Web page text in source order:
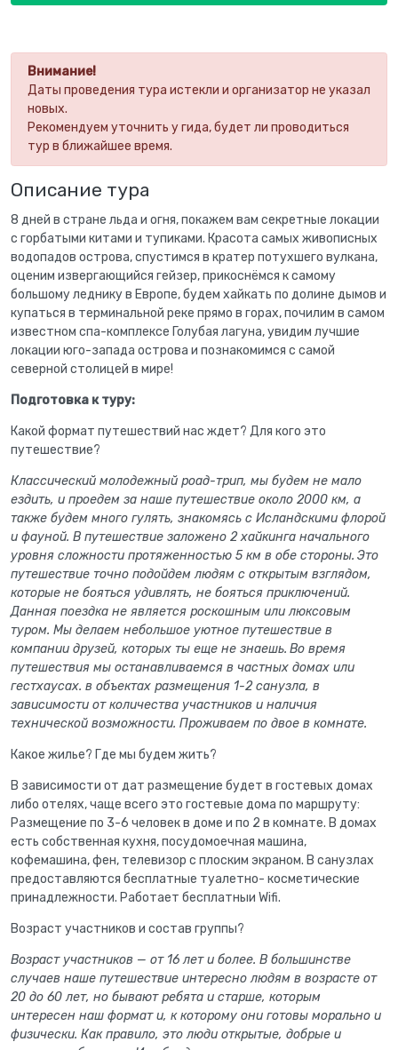
Внимание!
Даты проведения тура истекли и организатор не указал
новых.
Рекомендуем уточнить у гида, будет ли проводиться
тур в ближайшее время.
Описание тура
8 дней в стране льда и огня, покажем вам секретные локации
с горбатыми китами и тупиками. Красота самых живописных
водопадов острова, спустимся в кратер потухшего вулкана,
оценим извергающийся гейзер, прикоснёмся к самому
большому леднику в Европе, будем хайкать по долине дымов и
купаться в терминальной реке прямо в горах, почилим в самом
известном спа-комплексе Голубая лагуна, увидим лучшие
локации юго-запада острова и познакомимся с самой
северной столицей в мире!
Подготовка к туру:
Какой формат путешествий нас ждет? Для кого это
путешествие?
Классический молодежный роад-трип, мы будем не мало
ездить, и проедем за наше путешествие около 2000 км, а
также будем много гулять, знакомясь с Исландскими флорой
и фауной. В путешествие заложено 2 хайкинга начального
уровня сложности протяженностью 5 км в обе стороны. Это
путешествие точно подойдем людям с открытым взглядом,
которые не бояться удивлять, не бояться приключений.
Данная поездка не является роскошным или люксовым
туром. Мы делаем небольшое уютное путешествие в
компании друзей, которых ты еще не знаешь. Во время
путешествия мы останавливаемся в частных домах или
гестхаусах. в объектах размещения 1-2 санузла, в
зависимости от количества участников и наличия
технической возможности. Проживаем по двое в комнате.
Какое жилье? Где мы будем жить?
В зависимости от дат размещение будет в гостевых домах
либо отелях, чаще всего это гостевые дома по маршруту:
Размещение по 3-6 человек в доме и по 2 в комнате. В домах
есть собственная кухня, посудомоечная машина,
кофемашина, фен, телевизор с плоским экраном. В санузлах
предоставляются бесплатные туалетно- косметические
принадлежности. Работает бесплатныи Wifi.
Возраст участников и состав группы?
Возраст участников — от 16 лет и более. В большинстве
случаев наше путешествие интересно людям в возрасте от
20 до 60 лет, но бывают ребята и старше, которым
интересен наш формат и, к которому они готовы морально и
физически. Как правило, это люди открытые, добрые и